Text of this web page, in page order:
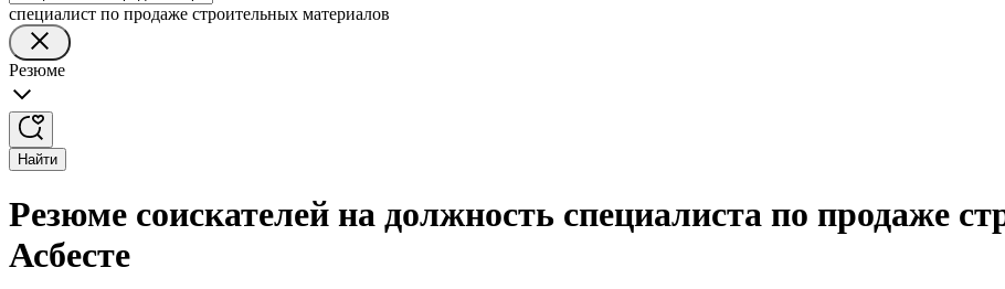
специалист по продаже строительных материалов
Резюме
Найти
Резюме соискателей на должность специалиста по продаже
Асбесте